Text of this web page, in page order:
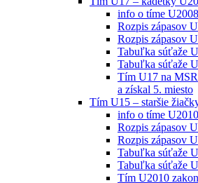
info o tíme U2008
Rozpis zápasov
Rozpis zápasov
Tabuľka súťaže
Tabuľka súťaže
Tím U17 na
a získal 5. miesto
Tím U15 – staršie
info o tíme U2010
Rozpis zápasov
Rozpis zápasov
Tabuľka súťaže
Tabuľka súťaže
Tím U2010